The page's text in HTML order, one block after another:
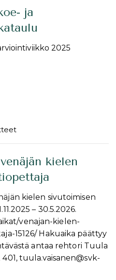
ja
2025
kielen
kielen sivutoimisen
– 30.5.2026.
venajan-kielen-
15126/ Hakuaika päättyy
antaa rehtori Tuula
tuula.vaisanen@svk-